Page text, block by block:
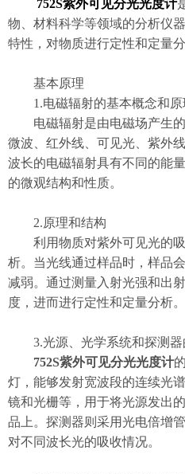
752S紫外可见分光光度计
物、材料科学等领域的分析仪
特性，对物质进行定性和定量分
基本原理
1.电磁辐射的基本概念和原
电磁辐射是由电磁场产生的
微波、红外线、可见光、紫外
波长的电磁辐射具有不同的能
的微观结构和性质。
2.原理和结构
利用物质对紫外可见光的吸
析。当光线通过样品时，样品
减弱。通过测量入射光强和出
度，进而进行定性和定量分析。
3.光源、光学系统和探测器
752S紫外可见分光光度计
灯，能够发射宽波段的连续光
镜和光栅等，用于将光源发出
品上。探测器则采用光电倍增
对不同波长光的吸收情况。